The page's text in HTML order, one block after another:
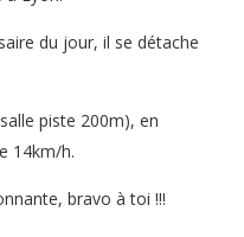
du jour, il se détache
piste 200m), en
14km/h.
bravo à toi !!!